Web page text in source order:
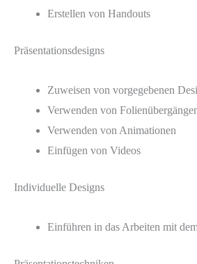
Erstellen von Handouts
Präsentationsdesigns
Zuweisen von vorgegebenen
Verwenden von
Verwenden von Animationen
Einfügen von Videos
Individuelle Designs
Einführen in das Arbeiten mit